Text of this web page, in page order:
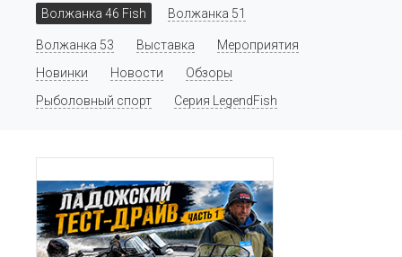
Волжанка 46 Fish Волжанка 51
Волжанка 53 Выставка
Мероприятия
Новинки
Новости
Обзоры
Рыболовный спорт
Серия LegendFish